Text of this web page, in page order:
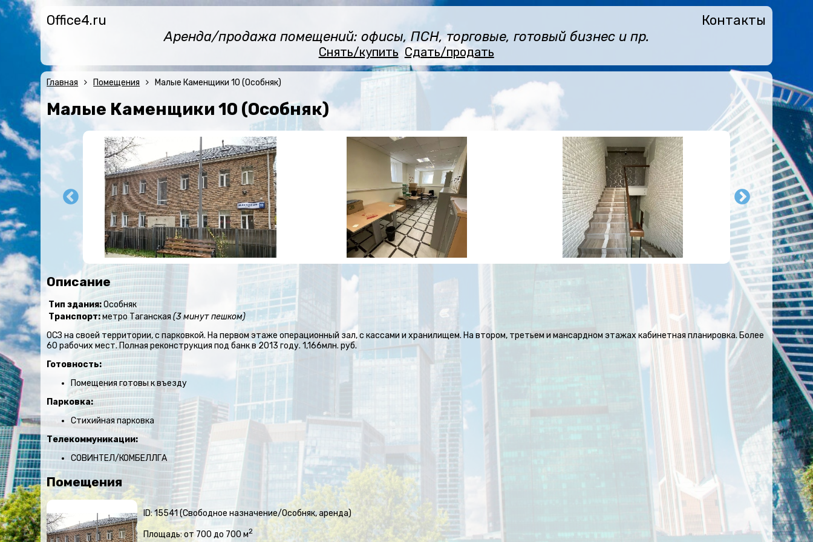
Office4.ru
Контакты
Аренда/продажа помещений: офисы, ПСН, торговые, готовый бизнес и пр.
Снять/купить Сдать/продать
Главная Помещения Малые Каменщики 10 (Особняк)
Малые Каменщики 10 (Особняк)
Описание
Тип здания:Особняк
Транспорт:метро Таганская(3 минут пешком)
ОСЗ на своей территории, с парковкой. На первом этаже операционный зал, с кассами и хранилищем. На втором, третьем и мансардном этажах кабинетная планировка. Более
60 рабочих мест. Полная реконструкция под банк в 2013 году. 1,166млн. руб.
Готовность:
Помещения готовы к въезду
Парковка:
Стихийная парковка
Телекоммуникации:
СОВИНТЕЛ/КОМБЕЛЛГА
Помещения
ID: 15541 (Свободное назначение/Особняк, аренда)
Площадь: от 700 до 700 м2